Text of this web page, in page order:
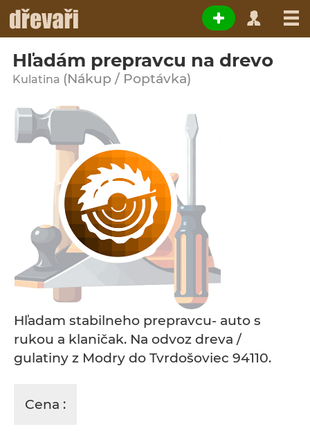
Hľadám prepravcu na drevo
Kulatina (Nákup / Poptávka)
Hľadam stabilneho prepravcu- auto s
rukou a klaničak. Na odvoz dreva /
gulatiny z Modry do Tvrdošoviec 94110.
Cena :